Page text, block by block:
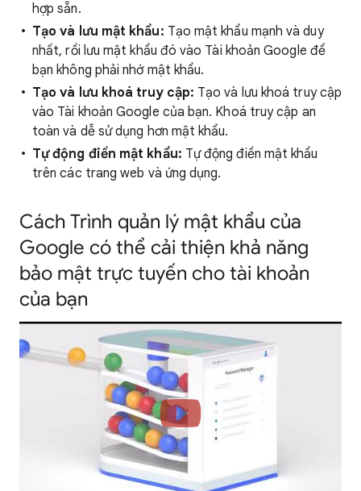
hợp sẵn.
Tạo và lưu mật khẩu: Tạo mật khẩu mạnh và duy
nhất, rồi lưu mật khẩu đó vào Tài khoản Google để
bạn không phải nhớ mật khẩu.
Tạo và lưu khoá truy cập: Tạo và lưu khoá truy cập
vào Tài khoản Google của bạn. Khoá truy cập an
toàn và dễ sử dụng hơn mật khẩu.
Tự động điền mật khẩu: Tự động điền mật khẩu
trên các trang web và ứng dụng.
Cách Trình quản lý mật khẩu của
Google có thể cải thiện khả năng
bảo mật trực tuyến cho tài khoản
của bạn